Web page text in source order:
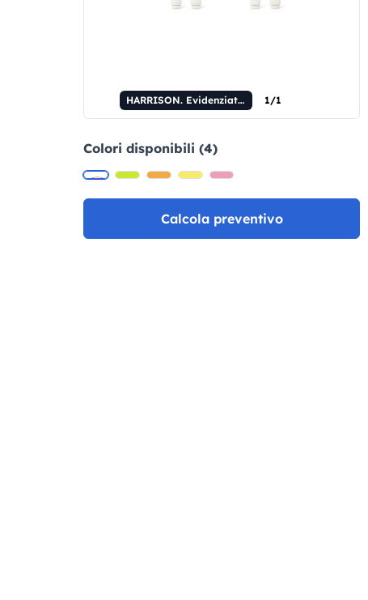
HARRISON. Evidenziatore PP con finitura opaca 1/1
Colori disponibili (4)
Calcola preventivo